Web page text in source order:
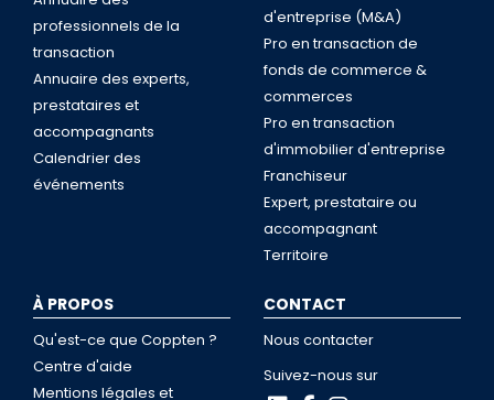
professionnels de la
transaction
Annuaire des experts,
prestataires et
accompagnants
Calendrier des
événements
d'entreprise (M&A)
Pro en transaction de
fonds de commerce &
commerces
Pro en transaction
d'immobilier d'entreprise
Franchiseur
Expert, prestataire ou
accompagnant
Territoire
À PROPOS
Qu'est-ce que Coppten ?
Centre d'aide
Mentions légales et
CONTACT
Nous contacter
Suivez-nous sur